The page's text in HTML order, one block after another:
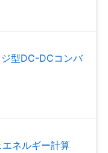
型DC-DCコンバ
ネルギー計算